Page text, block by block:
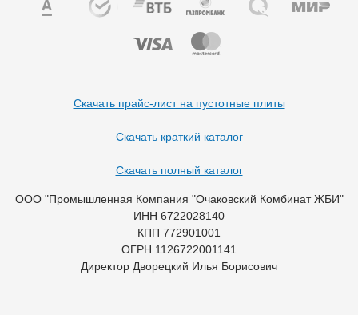
Скачать прайс-лист на пустотные плиты
Скачать краткий каталог
Скачать полный каталог
ООО "Промышленная Компания "Очаковский Комбинат ЖБИ"
ИНН 6722028140
КПП 772901001
ОГРН 1126722001141
Директор Дворецкий Илья Борисович